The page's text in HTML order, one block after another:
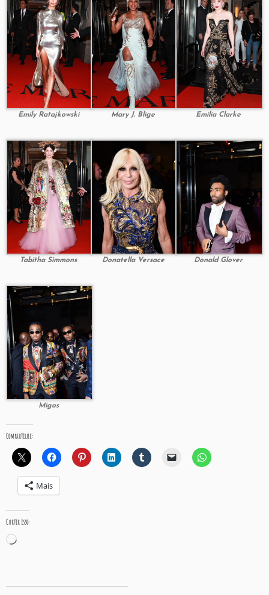
Emily Ratajkowski Mary J. Blige Emilia Clarke
Tabitha Simmons Donatella Versace Donald Glover
Migos
Compartilhe:
Mais
Curtir isso:
Carregando...